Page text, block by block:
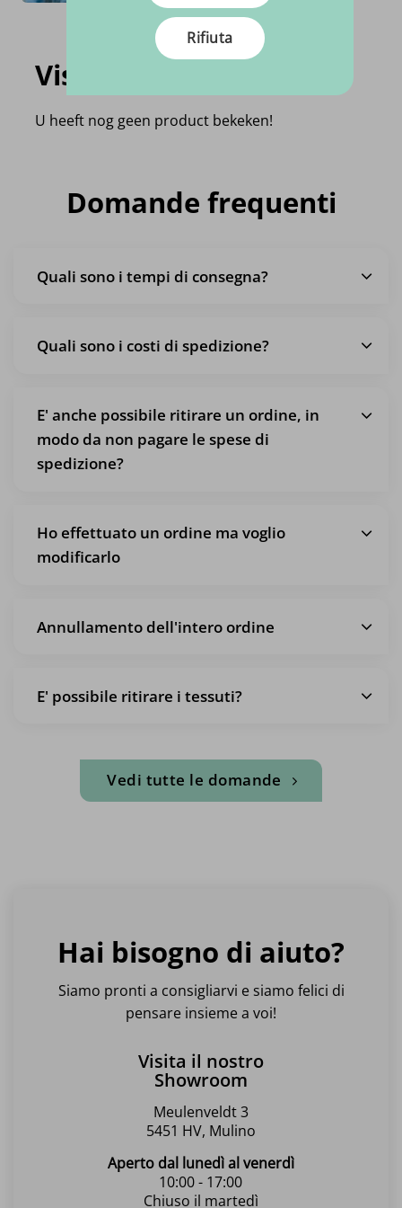
Visti di recente
U heeft nog geen product bekeken!
Domande frequenti
Quali sono i tempi di consegna?
Quali sono i costi di spedizione?
E' anche possibile ritirare un ordine, in
modo da non pagare le spese di
spedizione?
Ho effettuato un ordine ma voglio
modificarlo
Annullamento dell'intero ordine
E' possibile ritirare i tessuti?
Vedi tutte le domande
Hai bisogno di aiuto?
Siamo pronti a consigliarvi e siamo felici di
pensare insieme a voi!
Visita il nostro
Showroom
Meulenveldt 3
5451 HV, Mulino
Aperto dal lunedì al venerdì
10:00 - 17:00
Chiuso il martedì
Rifiuta